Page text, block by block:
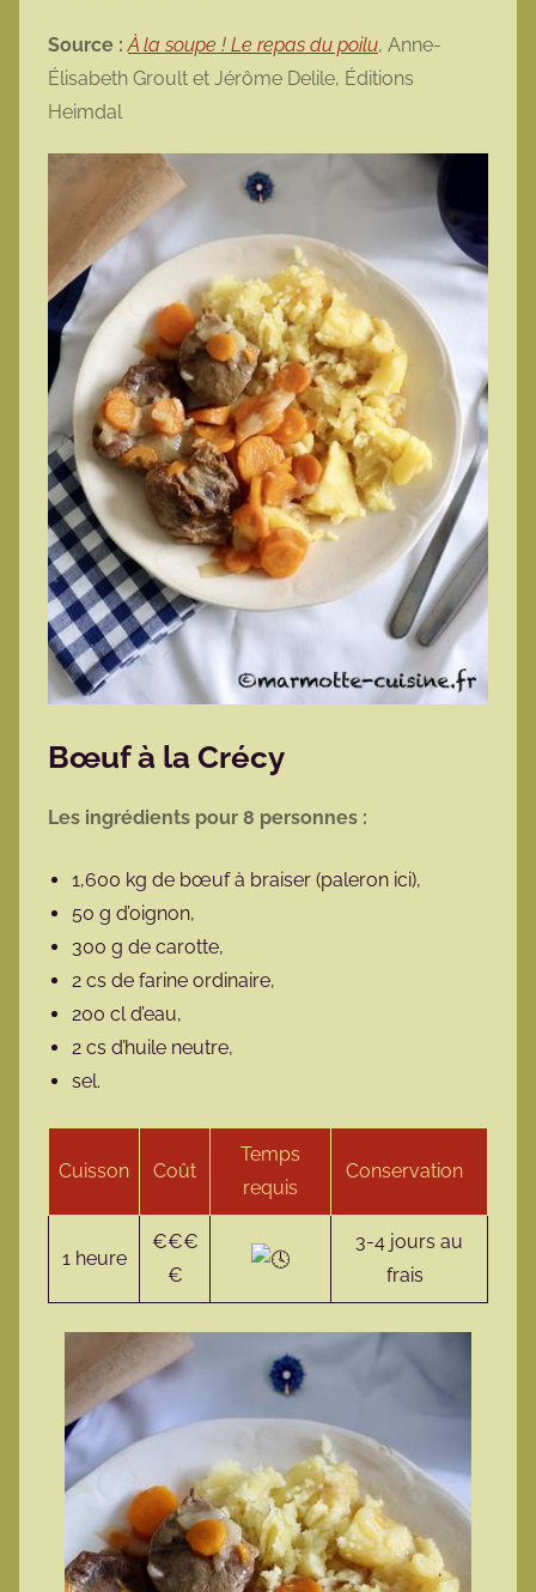
Source : À la soupe ! Le repas du poilu, Anne-
Élisabeth Groult et Jérôme Delile, Éditions
Heimdal
Bœuf à la Crécy
Les ingrédients pour 8 personnes :
1,600 kg de bœuf à braiser (paleron ici),
50 g d’oignon,
300 g de carotte,
2 cs de farine ordinaire,
200 cl d’eau,
2 cs d’huile neutre,
sel.
Cuisson Coût
Temps
requis
Conservation
1 heure
€€€
€
3-4 jours au
frais